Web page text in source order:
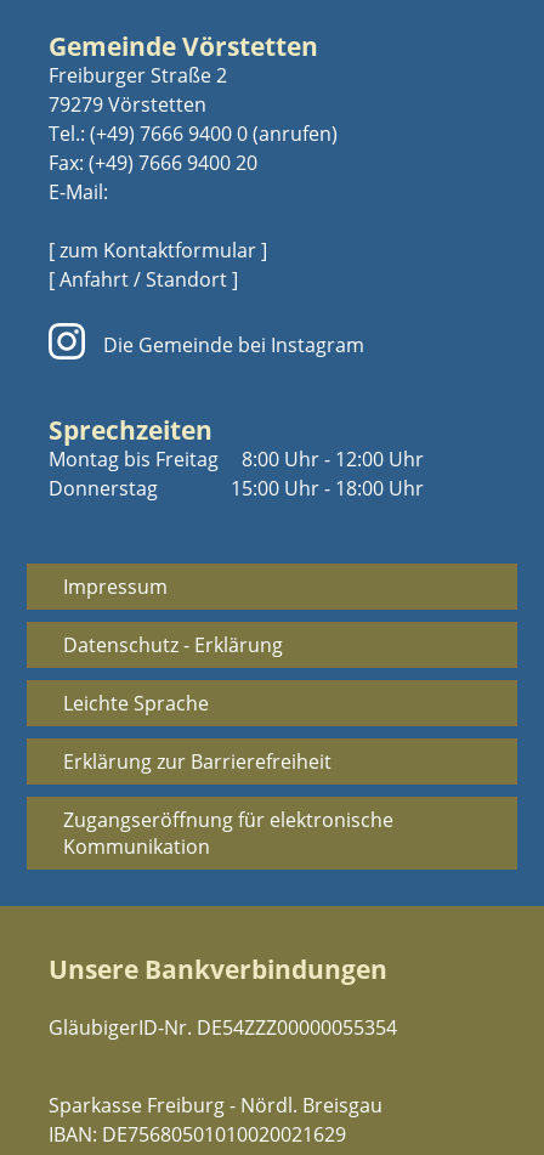
Gemeinde Vörstetten
Freiburger Straße 2
79279 Vörstetten
Tel.: (+49) 7666 9400 0
Fax: (+49) 7666 9400 20
E-Mail:
[ zum Kontaktformular ]
[ Anfahrt / Standort ]
Die Gemeinde bei Instagram
Sprechzeiten
Montag bis Freitag
Donnerstag
8:00 Uhr - 12:00 Uhr
15:00 Uhr - 18:00 Uhr
Impressum
Datenschutz - Erklärung
Leichte Sprache
Erklärung zur Barrierefreiheit
Zugangseröffnung für elektronische
Kommunikation
Unsere Bankverbindungen
GläubigerID-Nr. DE54ZZZ00000055354
Sparkasse Freiburg - Nördl. Breisgau
IBAN: DE75680501010020021629